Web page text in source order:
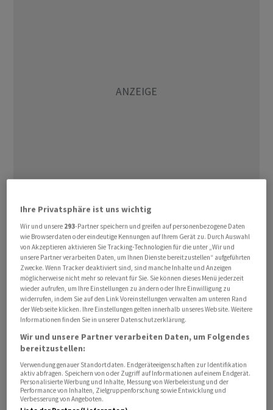
Alle durch die US-Notenbank Fed getesteten 22
Institute bestanden den jährlichen Stresstest, wie die
Finanzaufseher am Freitag in Washington mitteilten.
Auch dieDeutsche Bankhatte mit ihrem US-Ableger
bei dem Test mit simulierten Krisenszenarien keine
Probleme.
Jedes Institut sei bei einer hypothetischen Rezession
oberhalb ihrer Mindestkapitalanforderungen
geblieben, hiess es weiter. Insgesamt hätten die Banken
in diesem Szenario mehr als 550 Milliarden US-Dollar
verloren. Der Anteil des harten Kernkapitals (Common
Equity Tier 1 capital - CET 1) wäre auf 11,6 Prozent
gefallen, deutlich mehr als die von den Aufsehern als
Ihre Privatsphäre ist uns wichtig
Wir und unsere 293-Partner speichern und greifen auf personenbezogene Daten
wie Browserdaten oder eindeutige Kennungen auf Ihrem Gerät zu. Durch Auswahl
von Akzeptieren aktivieren Sie Tracking-Technologien für die unter „Wir und
unsere Partner verarbeiten Daten, um Ihnen Dienste bereitzustellen“ aufgeführten
Zwecke. Wenn Tracker deaktiviert sind, sind manche Inhalte und Anzeigen
möglicherweise nicht mehr so relevant für Sie. Sie können dieses Menü jederzeit
wieder aufrufen, um Ihre Einstellungen zu ändern oder Ihre Einwilligung zu
widerrufen, indem Sie auf den Link Voreinstellungen verwalten am unteren Rand
der Webseite klicken. Ihre Einstellungen gelten innerhalb unseres Website. Weitere
Informationen finden Sie in unserer Datenschutzerklärung.
Wir und unsere Partner verarbeiten Daten, um Folgendes
bereitzustellen:
Verwendung genauer Standortdaten. Endgeräteeigenschaften zur Identifikation
aktiv abfragen. Speichern von oder Zugriff auf Informationen auf einem Endgerät.
Personalisierte Werbung und Inhalte, Messung von Werbeleistung und der
Performance von Inhalten, Zielgruppenforschung sowie Entwicklung und
Verbesserung von Angeboten.